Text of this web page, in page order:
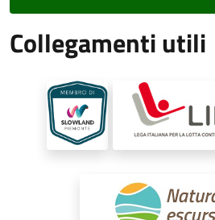
Collegamenti utili